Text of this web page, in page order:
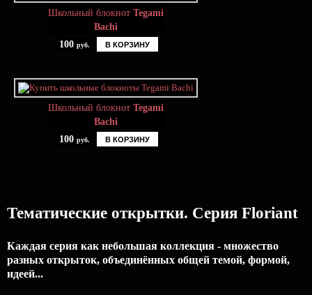
Школьный блокнот Tegami
Bachi
100 руб. В КОРЗИНУ
Школьный блокнот Tegami
Bachi
100 руб. В КОРЗИНУ
Тематические открытки. Серия Floriant
Каждая серия как небольшая коллекция - множество
разных открыток, объединённых общей темой, формой,
идеей...